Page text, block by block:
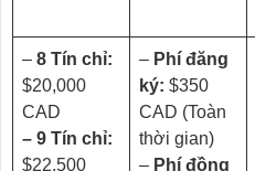
– 8 Tín chỉ:
$20,000
CAD
– 9 Tín chỉ:
$22,500
– Phí đăng
ký: $350
CAD (Toàn
thời gian)
– Phí đồng